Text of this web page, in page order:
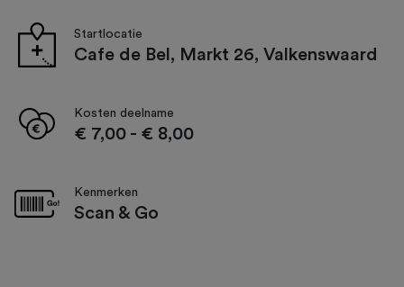
Startlocatie
Cafe de Bel, Markt 26, Valkenswaard
Kosten deelname
€ 7,00 - € 8,00
Kenmerken
Scan & Go